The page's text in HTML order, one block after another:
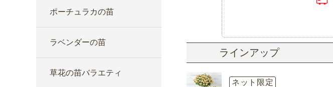
ポーチュラカの苗
ラベンダーの苗
草花の苗バラエティ
ラインアップ
ネット限定